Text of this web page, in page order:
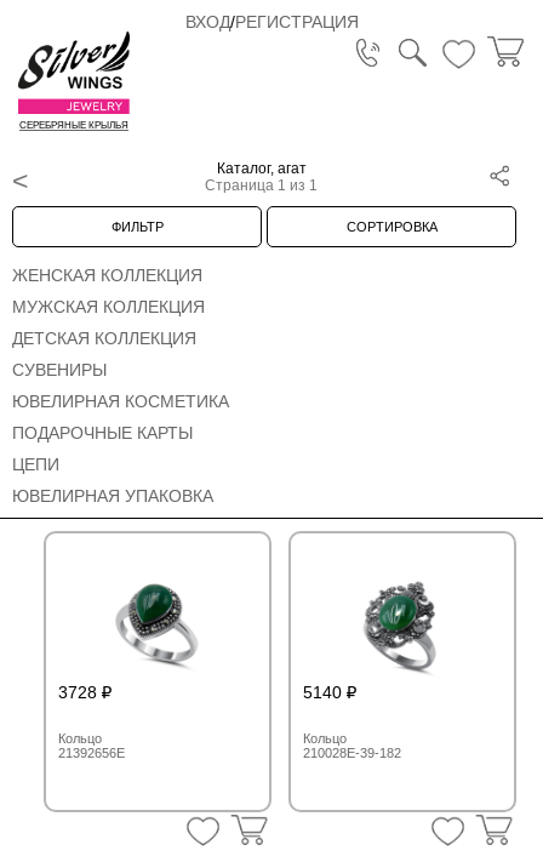
ВХОД/РЕГИСТРАЦИЯ
СЕРЕБРЯНЫЕ КРЫЛЬЯ
Каталог, агат
Страница 1 из 1
ФИЛЬТР СОРТИРОВКА
ЖЕНСКАЯ КОЛЛЕКЦИЯ
МУЖСКАЯ КОЛЛЕКЦИЯ
ДЕТСКАЯ КОЛЛЕКЦИЯ
СУВЕНИРЫ
ЮВЕЛИРНАЯ КОСМЕТИКА
ПОДАРОЧНЫЕ КАРТЫ
ЦЕПИ
ЮВЕЛИРНАЯ УПАКОВКА
5140
Кольцо
210028E-39-182
3728
Кольцо
21392656E